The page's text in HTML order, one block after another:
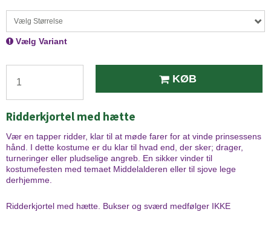
Vælg Størrelse
Vælg Variant
KØB
Ridderkjortel med hætte
Vær en tapper ridder, klar til at møde farer for at vinde prinsessens
hånd. I dette kostume er du klar til hvad end, der sker; drager,
turneringer eller pludselige angreb. En sikker vinder til
kostumefesten med temaet Middelalderen eller til sjove lege
derhjemme.
Ridderkjortel med hætte. Bukser og sværd medfølger IKKE